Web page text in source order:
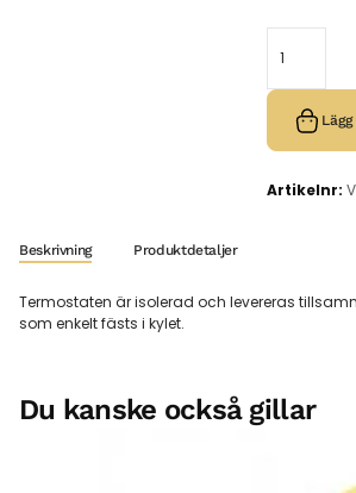
Artikelnr:
Beskrivning Produktdetaljer
Termostaten är isolerad och levereras
som enkelt fästs i kylet.
Du kanske också gillar